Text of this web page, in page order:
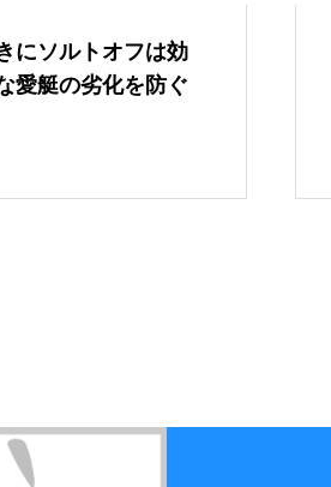
にソルトオフは効
愛艇の劣化を防ぐ